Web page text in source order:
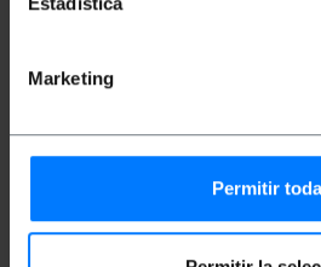
Marketing
Permitir
Bande passante
MHz.